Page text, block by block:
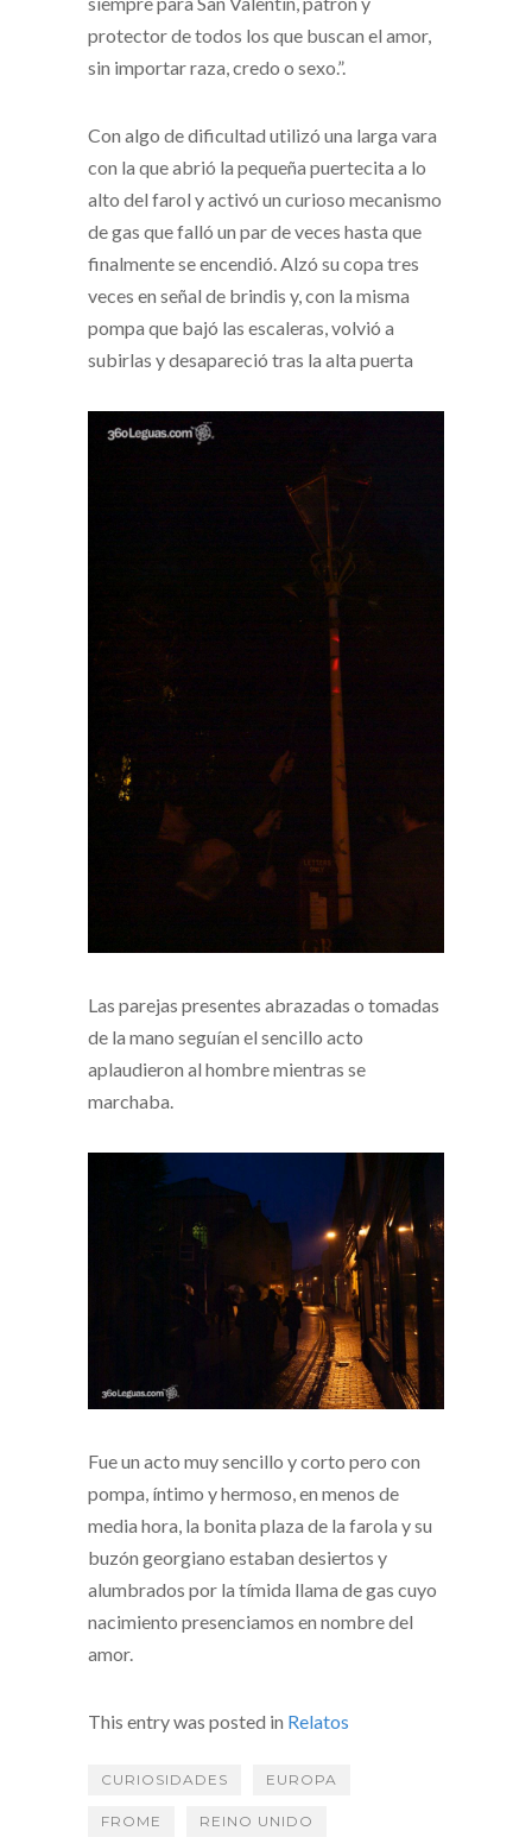
protector de todos los que buscan el amor,
sin importar raza, credo o sexo.”.
Con algo de dificultad utilizó una larga vara
con la que abrió la pequeña puertecita a lo
alto del farol y activó un curioso mecanismo
de gas que falló un par de veces hasta que
finalmente se encendió. Alzó su copa tres
veces en señal de brindis y, con la misma
pompa que bajó las escaleras, volvió a
subirlas y desapareció tras la alta puerta
Las parejas presentes abrazadas o tomadas
de la mano seguían el sencillo acto
aplaudieron al hombre mientras se
marchaba.
Fue un acto muy sencillo y corto pero con
pompa, íntimo y hermoso, en menos de
media hora, la bonita plaza de la farola y su
buzón georgiano estaban desiertos y
alumbrados por la tímida llama de gas cuyo
nacimiento presenciamos en nombre del
amor.
This entry was posted in Relatos
CURIOSIDADES EUROPA
FROME REINO UNIDO